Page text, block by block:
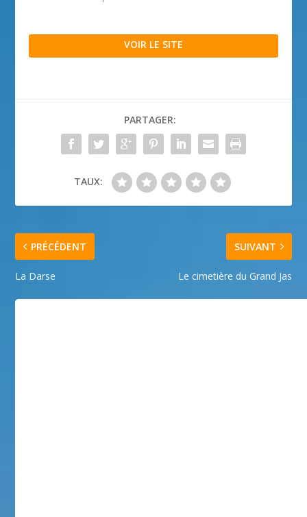
VOIR LE SITE
PARTAGER:
TAUX:
PRÉCÉDENT
La Darse
SUIVANT
Le cimetière du Grand Jas